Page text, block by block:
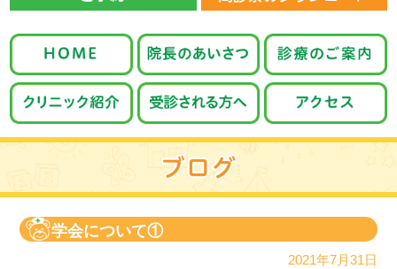
学会について①
2021年7月31日